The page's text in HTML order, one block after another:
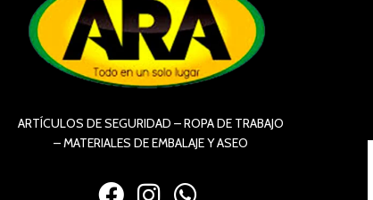
ARTÍCULOS DE SEGURIDAD – ROPA DE TRABAJO
– MATERIALES DE EMBALAJE Y ASEO